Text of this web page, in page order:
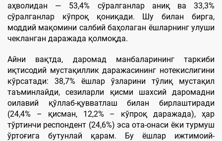
аҳволидан — 53,4% сўралганлар аниқ ва 33,3%
сўралганлар кўпроқ қониқади. Шу билан бирга,
моддий мақомини салбий баҳолаган ёшларнинг улуши
чекланган даражада қолмоқда.
Айни вақтда, даромад манбаларининг таркиби
иқтисодий мустақиллик даражасининг нотекислигини
кўрсатади: 38,7% ёшлар ўзларини тўлиқ мустақил
таъминлайди, сезиларли қисми шахсий даромадни
оилавий қўллаб-қувватлаш билан бирлаштиради
(24,4% – қисман, 12,2% – кўпроқ даражада), ҳар
тўртинчи респондент (24,6%) эса ота-онаси ёки турмуш
ўртоғига бутунлай қарам. Бу ёшлар ижтимоий-